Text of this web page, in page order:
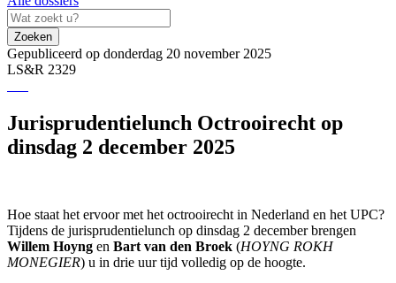
Zoeken
Gepubliceerd op donderdag 20 november 2025
LS&R 2329
Jurisprudentielunch Octrooirecht op
dinsdag 2 december 2025
Hoe staat het ervoor met het octrooirecht in Nederland en het UPC?
Tijdens de jurisprudentielunch op dinsdag 2 december brengen
Willem Hoyng en Bart van den Broek (HOYNG ROKH
MONEGIER) u in drie uur tijd volledig op de hoogte.